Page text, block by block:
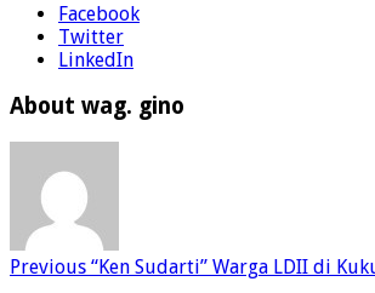
Facebook
Twitter
LinkedIn
About wag. gino
Previous “Ken Sudarti” Warga LDII di